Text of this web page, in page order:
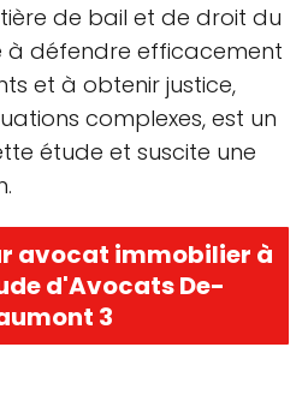
de bail et de droit du
à défendre efficacement
et à obtenir justice,
complexes, est un
étude et suscite une
avocat immobilier à
d'Avocats De-
3